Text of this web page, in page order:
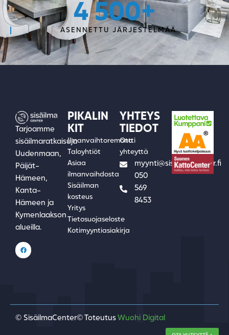
4 500+
ASENNETTU JÄRJESTELMÄÄ
Tarjoamme
sisäilmaratkaisuja
Uudenmaan,
Päijät-
Hämeen,
Kanta-
Hämeen ja
Kymenlaakson
alueilla.
PIKALIN
KIT
Ilmanvaihtoremontti
Taloyhtiöt
Asiaa
ilmanvaihdosta
Sisäilman
kosteus
Yritys
Tietosuojaseloste
Kotimyyntiasiakirja
YHTEYS
TIEDOT
Ota
yhteyttä
myynti@sisailmacenter.fi
050
569
8453
© SisäilmaCenter© Toteutus Wuohi Digital